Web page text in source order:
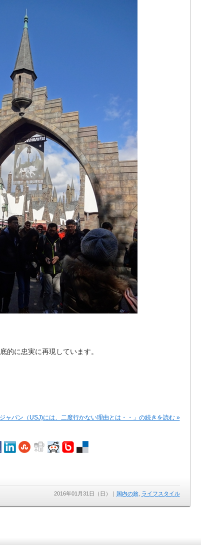
的に忠実に再現しています。
ャパン（USJ)には、二度行かない理由とは・・」の続きを読む »
2016年01月31日（日） ｜ 国内の旅, ライフスタイル